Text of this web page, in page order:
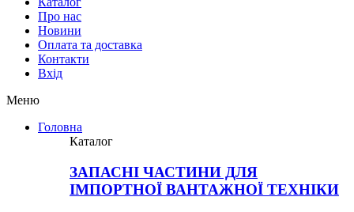
Про нас
Новини
Оплата та доставка
Контакти
Вхiд
Меню
Головна
Каталог
ЗАПАСНІ ЧАСТИНИ ДЛЯ
ІМПОРТНОЇ ВАНТАЖНОЇ ТЕХНІКИ